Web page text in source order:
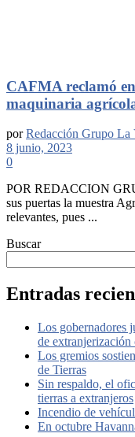
CAFMA reclamó
maquinaria
por Redacción Grupo La
8 junio, 2023
0
POR REDACCION
sus puertas la muestra
relevantes, pues ...
Buscar
Entradas
Los gobernadores
de extranjerización
Los gremios
de Tierras
Sin respaldo, el
tierras a extranjeros
Incendio de
En octubre